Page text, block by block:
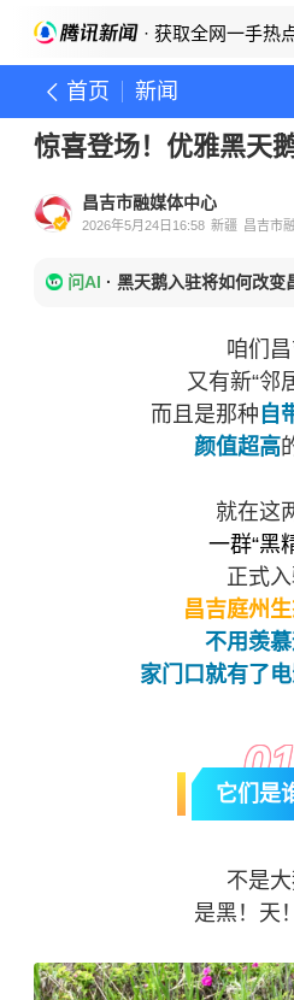
· 获取全网一手热
首页 新闻
惊喜登场！优雅黑天
昌吉市融媒体中心
2026年5月24日16:58 新疆 昌吉市
问AI · 黑天鹅入驻将如何改变
咱们
又有新“邻
而且是那种 自
颜值超高
就在这
一群“黑
正式
昌吉庭州
不用羡
家门口就有了
0
它们是
不是
是黑！天